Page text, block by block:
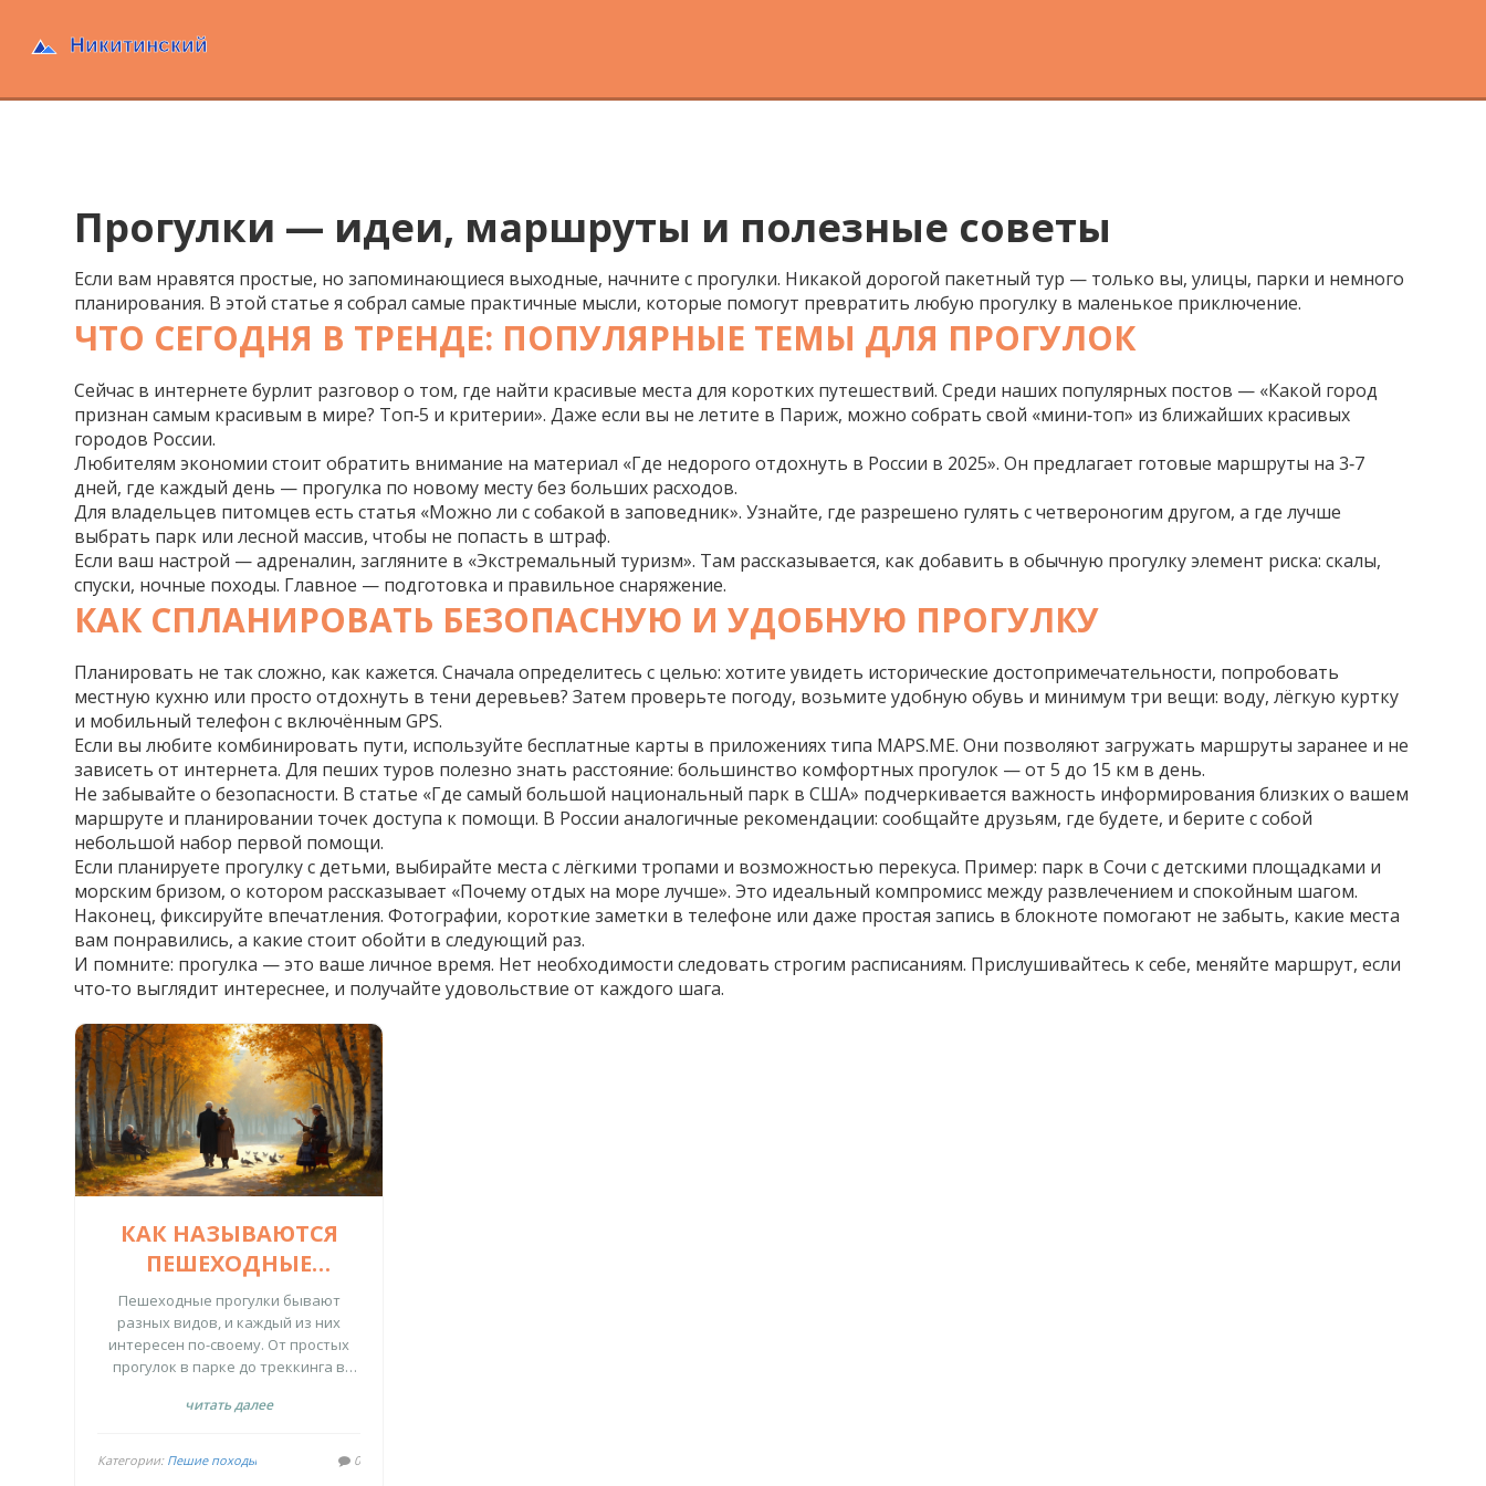
Прогулки — идеи, маршруты и полезные советы
Если вам нравятся простые, но запоминающиеся выходные, начните с прогулки. Никакой дорогой пакетный тур — только вы, улицы, парки и немного
планирования. В этой статье я собрал самые практичные мысли, которые помогут превратить любую прогулку в маленькое приключение.
ЧТО СЕГОДНЯ В ТРЕНДЕ: ПОПУЛЯРНЫЕ ТЕМЫ ДЛЯ ПРОГУЛОК
Сейчас в интернете бурлит разговор о том, где найти красивые места для коротких путешествий. Среди наших популярных постов — «Какой город
признан самым красивым в мире? Топ‑5 и критерии». Даже если вы не летите в Париж, можно собрать свой «мини‑топ» из ближайших красивых
городов России.
Любителям экономии стоит обратить внимание на материал «Где недорого отдохнуть в России в 2025». Он предлагает готовые маршруты на 3‑7
дней, где каждый день — прогулка по новому месту без больших расходов.
Для владельцев питомцев есть статья «Можно ли с собакой в заповедник». Узнайте, где разрешено гулять с четвероногим другом, а где лучше
выбрать парк или лесной массив, чтобы не попасть в штраф.
Если ваш настрой — адреналин, загляните в «Экстремальный туризм». Там рассказывается, как добавить в обычную прогулку элемент риска: скалы,
спуски, ночные походы. Главное — подготовка и правильное снаряжение.
КАК СПЛАНИРОВАТЬ БЕЗОПАСНУЮ И УДОБНУЮ ПРОГУЛКУ
Планировать не так сложно, как кажется. Сначала определитесь с целью: хотите увидеть исторические достопримечательности, попробовать
местную кухню или просто отдохнуть в тени деревьев? Затем проверьте погоду, возьмите удобную обувь и минимум три вещи: воду, лёгкую куртку
и мобильный телефон с включённым GPS.
Если вы любите комбинировать пути, используйте бесплатные карты в приложениях типа MAPS.ME. Они позволяют загружать маршруты заранее и не
зависеть от интернета. Для пеших туров полезно знать расстояние: большинство комфортных прогулок — от 5 до 15 км в день.
Не забывайте о безопасности. В статье «Где самый большой национальный парк в США» подчеркивается важность информирования близких о вашем
маршруте и планировании точек доступа к помощи. В России аналогичные рекомендации: сообщайте друзьям, где будете, и берите с собой
небольшой набор первой помощи.
Если планируете прогулку с детьми, выбирайте места с лёгкими тропами и возможностью перекуса. Пример: парк в Сочи с детскими площадками и
морским бризом, о котором рассказывает «Почему отдых на море лучше». Это идеальный компромисс между развлечением и спокойным шагом.
Наконец, фиксируйте впечатления. Фотографии, короткие заметки в телефоне или даже простая запись в блокноте помогают не забыть, какие места
вам понравились, а какие стоит обойти в следующий раз.
И помните: прогулка — это ваше личное время. Нет необходимости следовать строгим расписаниям. Прислушивайтесь к себе, меняйте маршрут, если
что‑то выглядит интереснее, и получайте удовольствие от каждого шага.
КАК НАЗЫВАЮТСЯ
ПЕШЕХОДНЫЕ
ПРОГУЛКИ?
Пешеходные прогулки бывают
разных видов, и каждый из них
интересен по-своему. От простых
прогулок в парке до треккинга в
особенности и требования.
подготовиться к разным видам
читать далее
Категории: Пешие походы 0